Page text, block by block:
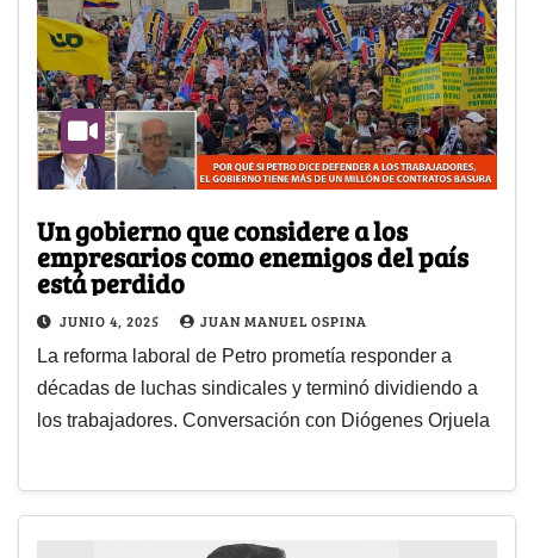
Un gobierno que considere a los
empresarios como enemigos del país
está perdido
JUNIO 4, 2025 JUAN MANUEL OSPINA
La reforma laboral de Petro prometía responder a
décadas de luchas sindicales y terminó dividiendo a
los trabajadores. Conversación con Diógenes Orjuela